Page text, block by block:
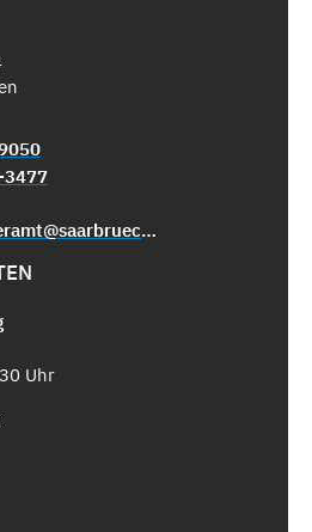
3477
stadtsteueramt@saarbruecken.de
Uhr